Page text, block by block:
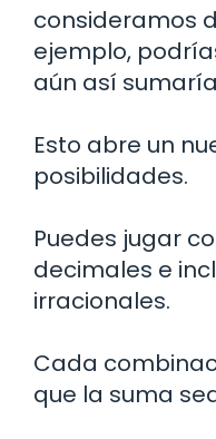
consideramos
ejemplo,
aún así
Esto abre un
posibilidades.
Puedes jugar
decimales e
irracionales.
Cada
que la suma